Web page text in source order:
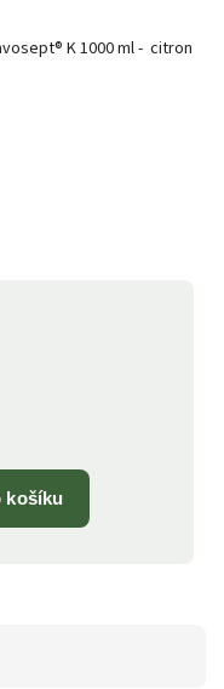
košíku
K 1000 ml - citron